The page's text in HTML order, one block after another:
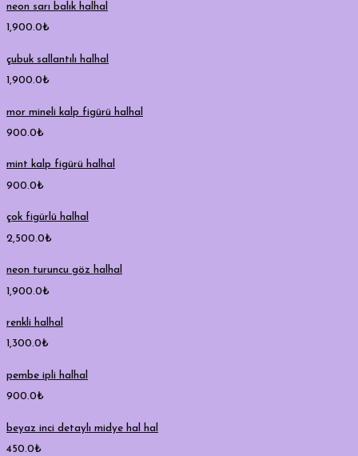
neon sarı balık halhal
1,900.0₺
çubuk sallantılı halhal
1,900.0₺
mor mineli kalp figürü halhal
900.0₺
mint kalp figürü halhal
900.0₺
çok figürlü halhal
2,500.0₺
neon turuncu göz halhal
1,900.0₺
renkli halhal
1,300.0₺
pembe ipli halhal
900.0₺
beyaz inci detaylı midye hal hal
450.0₺